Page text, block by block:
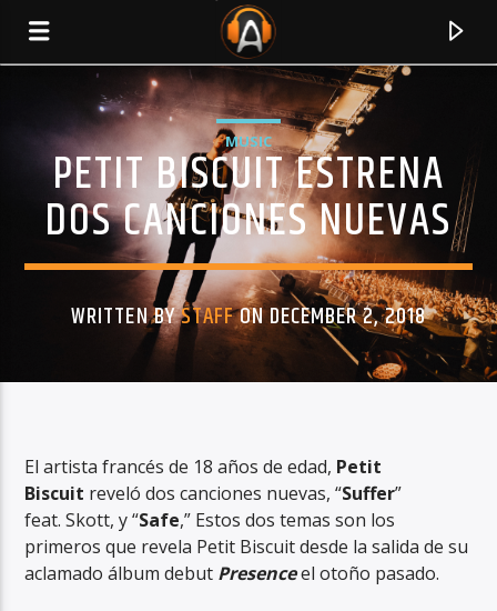
TITLE
ARTIST
MUSIC
PETIT BISCUIT ESTRENA
DOS CANCIONES NUEVAS
WRITTEN BYSTAFFON DECEMBER 2, 2018
El artista francés de 18 años de edad, Petit
Biscuit reveló dos canciones nuevas, “Suffer”
feat. Skott, y “Safe,” Estos dos temas son los
primeros que revela Petit Biscuit desde la salida de su
aclamado álbum debut Presenceel otoño pasado.